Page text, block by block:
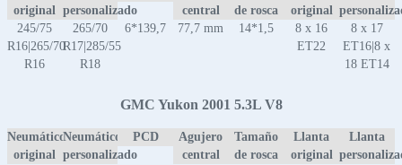
original
personalizado
central
de rosca
original
245/75
R16|265/70
R16
265/70
R17|285/55
R18
6*139,7 77,7 mm 14*1,5
8 x 16
ET22
8 x 17
ET16|8 x
18 ET14
GMC Yukon 2001 5.3L V8
Neumático
original
Neumático
personalizado
PCD
Agujero
central
Tamaño
de rosca
Llanta
original
Llanta